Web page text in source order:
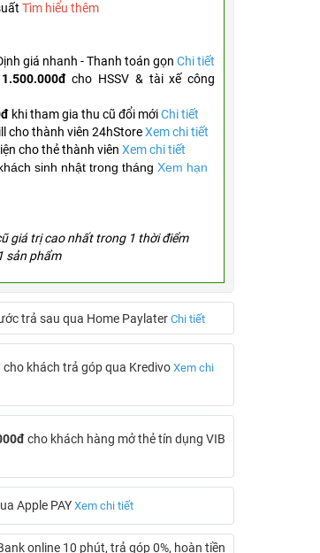
Tìm hiểu thêm
giá nhanh - Thanh toán gọn Chi tiết
1.500.000đcho HSSV & tài xế công
khi tham gia thu cũ đổi mới Chi tiết
cho thành viên 24hStoreXem chi tiết
cho thẻ thành viên Xem chi tiết
sinh nhật trong tháng Xem hạn
giá trị cao nhất trong 1 thời điểm
sản phẩm
trả sau qua Home PaylaterChi tiết
cho khách trả góp qua Kredivo Xem chi
cho khách hàng mở thẻ tín dụng VIB
Apple PAYXem chi tiết
online 10 phút, trả góp 0%, hoàn tiền